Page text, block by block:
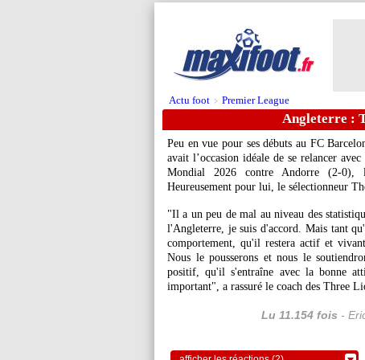
Actu foot > Premier League
Angleterre :
Peu en vue pour ses débuts au FC
avait l’occasion idéale de se relancer
Mondial 2026 contre Andorre (2-0),
Heureusement pour lui, le sélectionneur
"Il a un peu de mal au niveau des
l'Angleterre, je suis d'accord. Mais tant
comportement, qu'il restera actif et
Nous le pousserons et nous le
positif, qu'il s'entraîne avec la bonne
important", a rassuré le coach des Three
Lu 11.154 fois -